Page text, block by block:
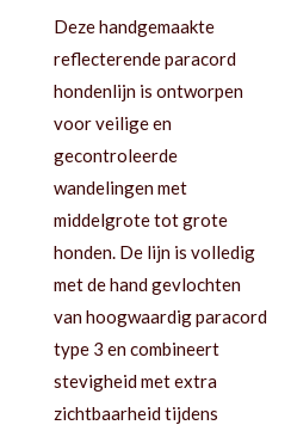
Deze handgemaakte
reflecterende paracord
hondenlijn is ontworpen
voor veilige en
gecontroleerde
wandelingen met
middelgrote tot grote
honden. De lijn is volledig
met de hand gevlochten
van hoogwaardig paracord
type 3 en combineert
stevigheid met extra
zichtbaarheid tijdens